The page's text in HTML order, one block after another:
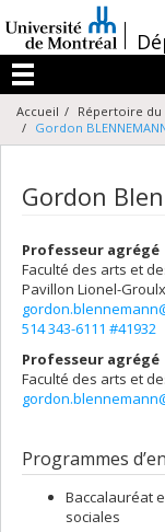
au
contenu
/
Menu
Accueil Répertoire
Gordon
Gordon
Professeur agrégé
Faculté des arts et
Pavillon Lionel-Groulx
514 343-6111 #41932
Professeur agrégé
Faculté des arts et
Programmes
Baccalauréat
sociales